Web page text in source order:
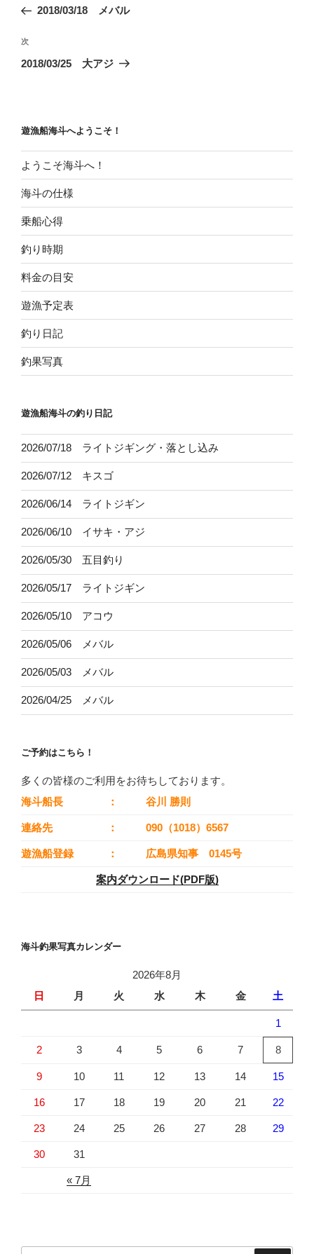
ビ
ゲ
ン
の
稿
2018/03/18 メバル
次
の
次
2018/03/25 大アジ
遊漁船海斗へようこそ！
ようこそ海斗へ！
海斗の仕様
乗船心得
釣り時期
料金の目安
遊漁予定表
釣り日記
釣果写真
遊漁船海斗の釣り日記
2026/07/18 ライトジギング・落とし込み
2026/07/12 キスゴ
2026/06/14 ライトジギン
2026/06/10 イサキ・アジ
2026/05/30 五目釣り
2026/05/17 ライトジギン
2026/05/10 アコウ
2026/05/06 メバル
2026/05/03 メバル
2026/04/25 メバル
ご予約はこちら！
多くの皆様のご利用をお待ちしております。
海斗船長
： 谷川 勝則
連絡先 ： 090（1018）6567
遊漁船登録 ： 広島県知事 0145号
案内ダウンロード(PDF版)
海斗釣果写真カレンダー
2026年8月
日
月 火 水 木 金 土
« 7月
1
2 3 4 5 6 7 8
9 10 11 12 13 14 15
16 17 18 19 20 21 22
23 24 25 26 27 28 29
30 31